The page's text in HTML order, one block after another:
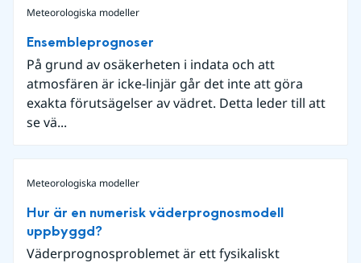
Meteorologiska modeller
Ensembleprognoser
På grund av osäkerheten i indata och att
atmosfären är icke-linjär går det inte att göra
exakta förutsägelser av vädret. Detta leder till att
se vä...
Meteorologiska modeller
Hur är en numerisk väderprognosmodell
uppbyggd?
Väderprognosproblemet är ett fysikaliskt